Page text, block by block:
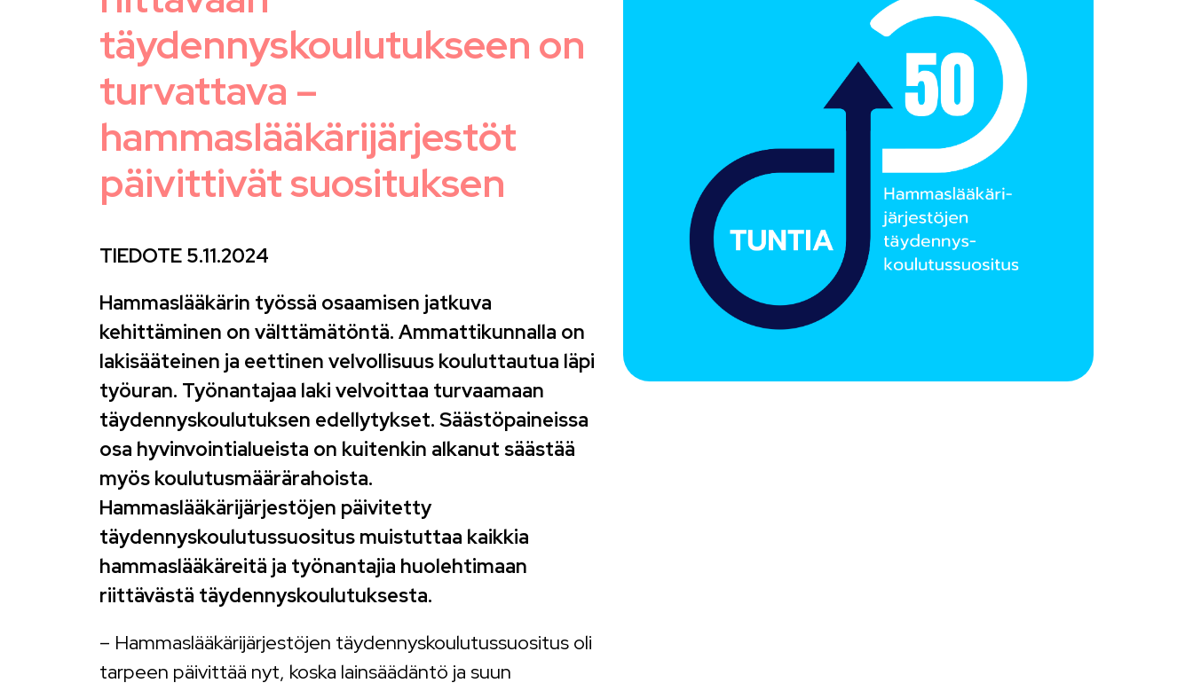
täydennyskoulutukseen on
turvattava –
hammaslääkärijärjestöt
päivittivät suosituksen
TIEDOTE 5.11.2024
Hammaslääkärin työssä osaamisen jatkuva
kehittäminen on välttämätöntä. Ammattikunnalla on
lakisääteinen ja eettinen velvollisuus kouluttautua läpi
työuran. Työnantajaa laki velvoittaa turvaamaan
täydennyskoulutuksen edellytykset. Säästöpaineissa
osa hyvinvointialueista on kuitenkin alkanut säästää
myös koulutusmäärärahoista.
Hammaslääkärijärjestöjen päivitetty
täydennyskoulutussuositus muistuttaa kaikkia
hammaslääkäreitä ja työnantajia huolehtimaan
riittävästä täydennyskoulutuksesta.
– Hammaslääkärijärjestöjen täydennyskoulutussuositus oli
tarpeen päivittää nyt, koska lainsäädäntö ja suun